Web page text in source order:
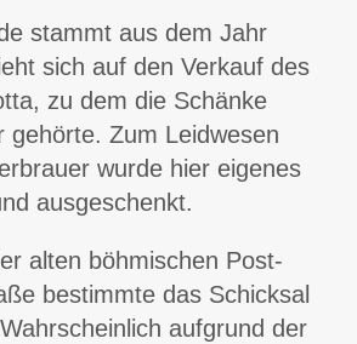
stammt aus dem Jahr
sich auf den Verkauf des
zu dem die Schänke
gehörte. Zum Leidwesen
wurde hier eigenes
ausgeschenkt.
alten böhmischen Post-
bestimmte das Schicksal
aufgrund der